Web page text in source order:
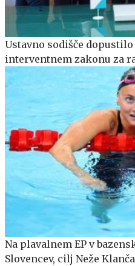
Ustavno sodišče
interventnem zakonu za
Na plavalnem EP v
Slovencev, cilj Neže